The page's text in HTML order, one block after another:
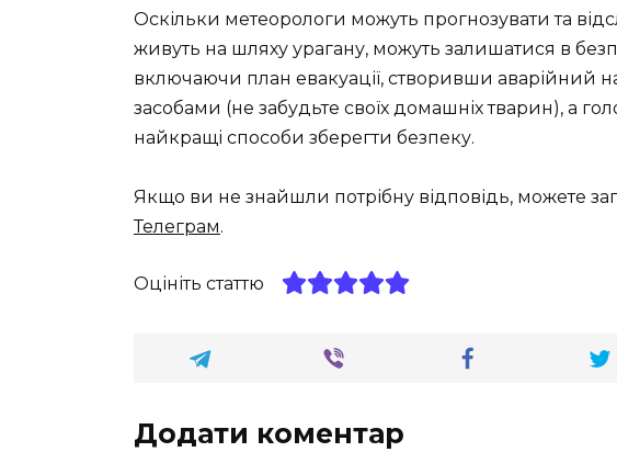
Оскільки метеорологи можуть прогнозувати та
живуть на шляху урагану, можуть залишатися в
включаючи план евакуації, створивши аварійний
засобами (не забудьте своїх домашніх тварин), а
найкращі способи зберегти безпеку.
Якщо ви не знайшли потрібну відповідь, можете
Телеграм.
Оцініть статтю
Додати коментар